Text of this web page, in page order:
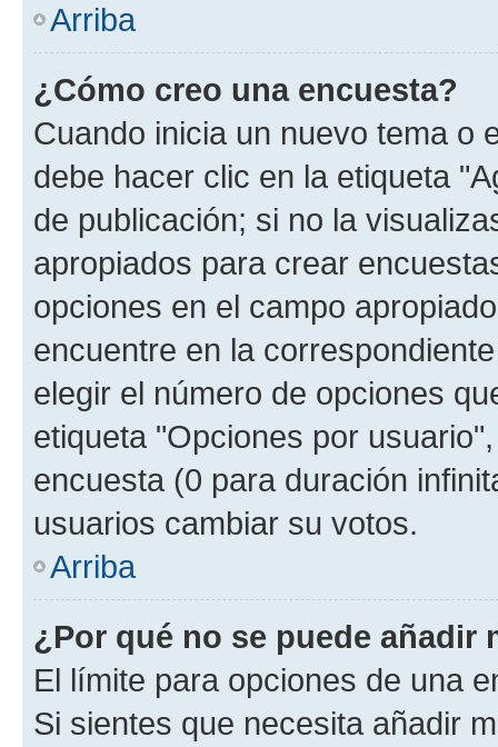
Arriba
¿Cómo creo una encuesta?
Cuando inicia un nuevo tema o
debe hacer clic en la etiqueta
de publicación; si no la
apropiados para crear
opciones en el campo
encuentre en la
elegir el número de opciones
etiqueta "Opciones por
encuesta (0 para duración
usuarios cambiar su votos.
Arriba
¿Por qué no se puede añadir
El límite para opciones de una
Si sientes que necesita añadir